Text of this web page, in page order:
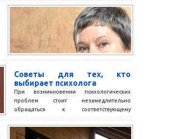
Советы для тех, кто
выбирает психолога
При возникновении психологических
проблем стоит незамедлительно
обращаться к соответствующему
процессе поиска? Этот вопрос сегодня
волнует...